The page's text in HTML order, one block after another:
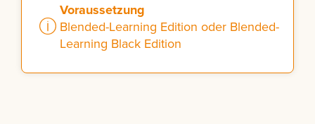
Voraussetzung
Blended-Learning Edition oder Blended-
Learning Black Edition